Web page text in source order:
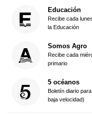
Educación
Recibe cada
la Educación
Somos Agro
Recibe cada
primario
5 océanos
Boletín diario
baja velocidad)